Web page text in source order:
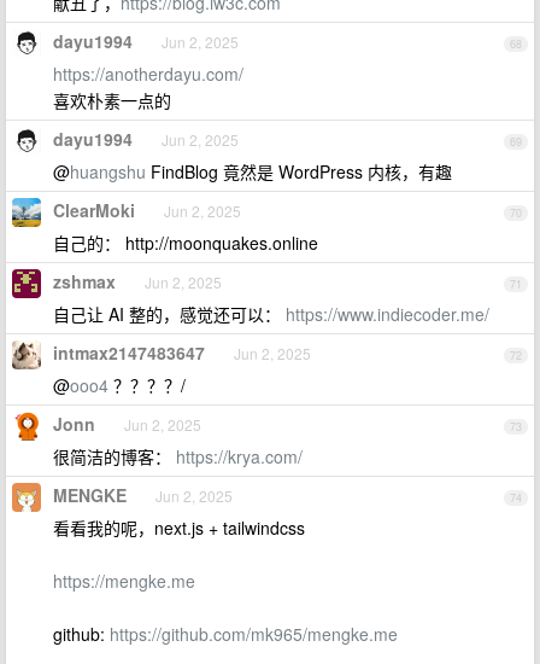
68
dayu1994 Jun 2, 2025
https://anotherdayu.com/
喜欢朴素一点的
69
dayu1994 Jun 2, 2025
@huangshu FindBlog 竟然是 WordPress 内核，有趣
70
ClearMoki Jun 2, 2025
自己的： http://moonquakes.online
71
zshmax Jun 2, 2025
自己让 AI 整的，感觉还可以： https://www.indiecoder.me/
72
intmax2147483647 Jun 2, 2025
@ooo4 ？？？？/
73
Jonn Jun 2, 2025
很简洁的博客： https://krya.com/
74
MENGKE Jun 2, 2025
看看我的呢，next.js + tailwindcss
https://mengke.me
github: https://github.com/mk965/mengke.me